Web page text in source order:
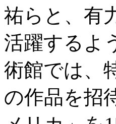
祐らと、有
活躍するよ
術館では、
の作品を招